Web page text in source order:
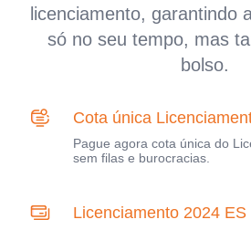
licenciamento, garantindo
só no seu tempo, mas
bolso.
Cota única
Pague agora cota única do
sem filas e burocracias.
Licenciamento 2024